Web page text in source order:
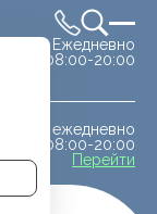
Ежедневно
08:00-20:00
ежедневно
08:00-20:00
Перейти